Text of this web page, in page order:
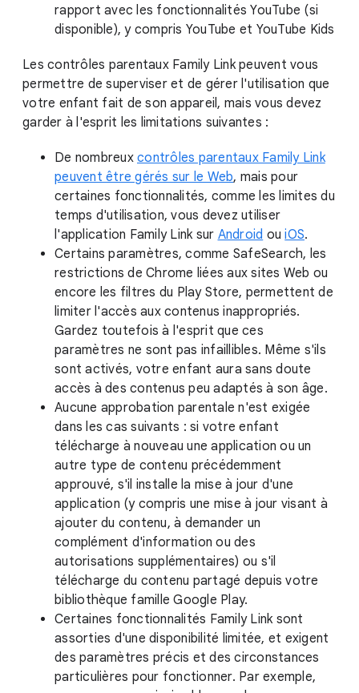
rapport avec les fonctionnalités YouTube (si
disponible), y compris YouTube et YouTube Kids
Les contrôles parentaux Family Link peuvent vous
permettre de superviser et de gérer l'utilisation que
votre enfant fait de son appareil, mais vous devez
garder à l'esprit les limitations suivantes :
De nombreux contrôles parentaux Family Link
peuvent être gérés sur le Web, mais pour
certaines fonctionnalités, comme les limites du
temps d'utilisation, vous devez utiliser
l'application Family Link sur Android ouiOS.
Certains paramètres, comme SafeSearch, les
restrictions de Chrome liées aux sites Web ou
encore les filtres du Play Store, permettent de
limiter l'accès aux contenus inappropriés.
Gardez toutefois à l'esprit que ces
paramètres ne sont pas infaillibles. Même s'ils
sont activés, votre enfant aura sans doute
accès à des contenus peu adaptés à son âge.
Aucune approbation parentale n'est exigée
dans les cas suivants : si votre enfant
télécharge à nouveau une application ou un
autre type de contenu précédemment
approuvé, s'il installe la mise à jour d'une
application (y compris une mise à jour visant à
ajouter du contenu, à demander un
complément d'information ou des
autorisations supplémentaires) ou s'il
télécharge du contenu partagé depuis votre
bibliothèque famille Google Play.
Certaines fonctionnalités Family Link sont
assorties d'une disponibilité limitée, et exigent
des paramètres précis et des circonstances
particulières pour fonctionner. Par exemple,